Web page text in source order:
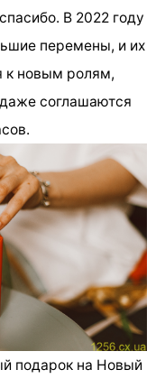
В 2022 году
перемены, и их
к новым ролям,
соглашаются
подарок на Новый